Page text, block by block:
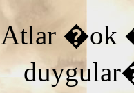
Atlar �ok